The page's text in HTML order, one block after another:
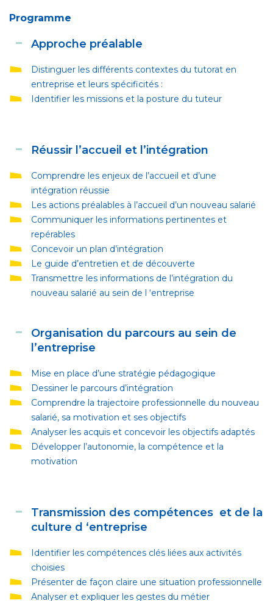
Programme
Approche préalable
Distinguer les différents contextes du tutorat en
entreprise et leurs spécificités :
Identifier les missions et la posture du tuteur
Réussir l’accueil et l’intégration
Comprendre les enjeux de l’accueil et d’une
intégration réussie
Les actions préalables à l’accueil d’un nouveau salarié
Communiquer les informations pertinentes et
repérables
Concevoir un plan d’intégration
Le guide d’entretien et de découverte
Transmettre les informations de l’intégration du
nouveau salarié au sein de l ‘entreprise
Organisation du parcours au sein de
l’entreprise
Mise en place d’une stratégie pédagogique
Dessiner le parcours d’intégration
Comprendre la trajectoire professionnelle du nouveau
salarié, sa motivation et ses objectifs
Analyser les acquis et concevoir les objectifs adaptés
Développer l’autonomie, la compétence et la
motivation
Transmission des compétences et de la
culture d ‘entreprise
Identifier les compétences clés liées aux activités
choisies
Présenter de façon claire une situation professionnelle
Analyser et expliquer les gestes du métier